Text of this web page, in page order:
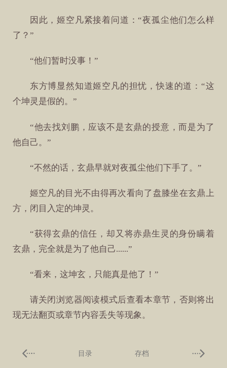
因此，姬空凡紧接着问道：“夜孤尘他们怎么样
了？”
“他们暂时没事！”
东方博显然知道姬空凡的担忧，快速的道：“这
个坤灵是假的。”
“他去找刘鹏，应该不是玄鼎的授意，而是为了
他自己。”
“不然的话，玄鼎早就对夜孤尘他们下手了。”
姬空凡的目光不由得再次看向了盘膝坐在玄鼎上
方，闭目入定的坤灵。
“获得玄鼎的信任，却又将赤鼎生灵的身份瞒着
玄鼎，完全就是为了他自己......”
“看来，这坤玄，只能真是他了！”
请关闭浏览器阅读模式后查看本章节，否则将出
现无法翻页或章节内容丢失等现象。
目录 存档